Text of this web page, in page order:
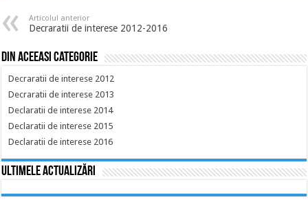
Articolul anterior
Decraratii de interese 2012-2016
Din aceeasi categorie
Decraratii de interese 2012
Decraratii de interese 2013
Declaratii de interese 2014
Declaratii de interese 2015
Declaratii de interese 2016
Ultimele actualizări